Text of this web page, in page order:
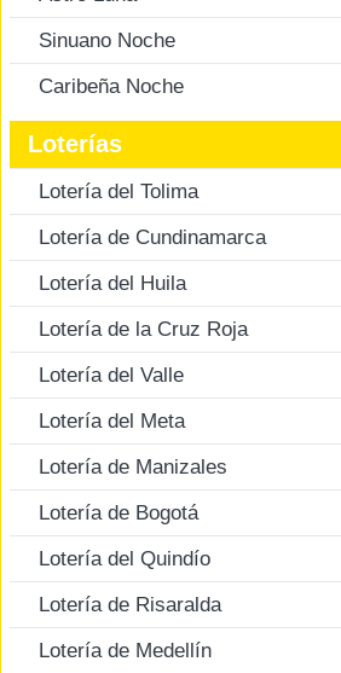
Sinuano Noche
Caribeña Noche
Loterías
Lotería del Tolima
Lotería de Cundinamarca
Lotería del Huila
Lotería de la Cruz Roja
Lotería del Valle
Lotería del Meta
Lotería de Manizales
Lotería de Bogotá
Lotería del Quindío
Lotería de Risaralda
Lotería de Medellín